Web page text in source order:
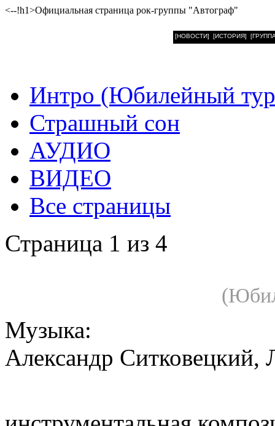
<--!h1>Официальная страница рок-группы "Автограф"
[НОВОСТИ] [ИСТОРИЯ]
Интро (Юбилейный
Страшный сон
АУДИО
ВИДЕО
Все страницы
Страница 1 из 4
Музыка:
Александр Ситковецкий,